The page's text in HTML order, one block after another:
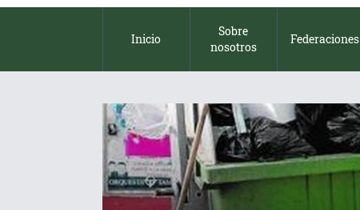
Inicio
Sobre
nosotros
Federaciones